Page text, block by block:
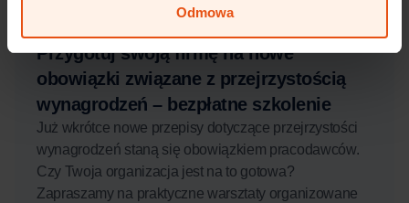
Odmowa
30 lipca, 2026
Przygotuj swoją firmę na nowe
obowiązki związane z przejrzystością
wynagrodzeń – bezpłatne szkolenie
Już wkrótce nowe przepisy dotyczące przejrzystości
wynagrodzeń staną się obowiązkiem pracodawców.
Czy Twoja organizacja jest na to gotowa?
Zapraszamy na praktyczne warsztaty organizowane